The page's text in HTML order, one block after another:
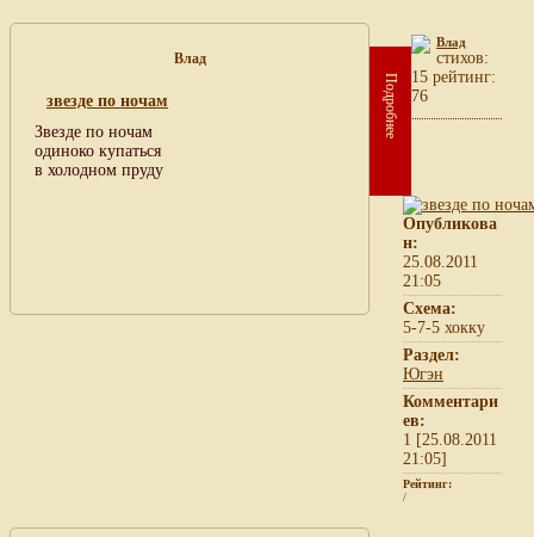
Влад
звезде по ночам
Звезде по ночам
одиноко купаться
в холодном пруду
Подробнее
Влад
cтихов:
15 рейтинг:
76
Опубликова
н:
25.08.2011
21:05
Схема:
5-7-5 хокку
Раздел:
Югэн
Комментари
ев:
1 [25.08.2011
21:05]
Рейтинг:
/